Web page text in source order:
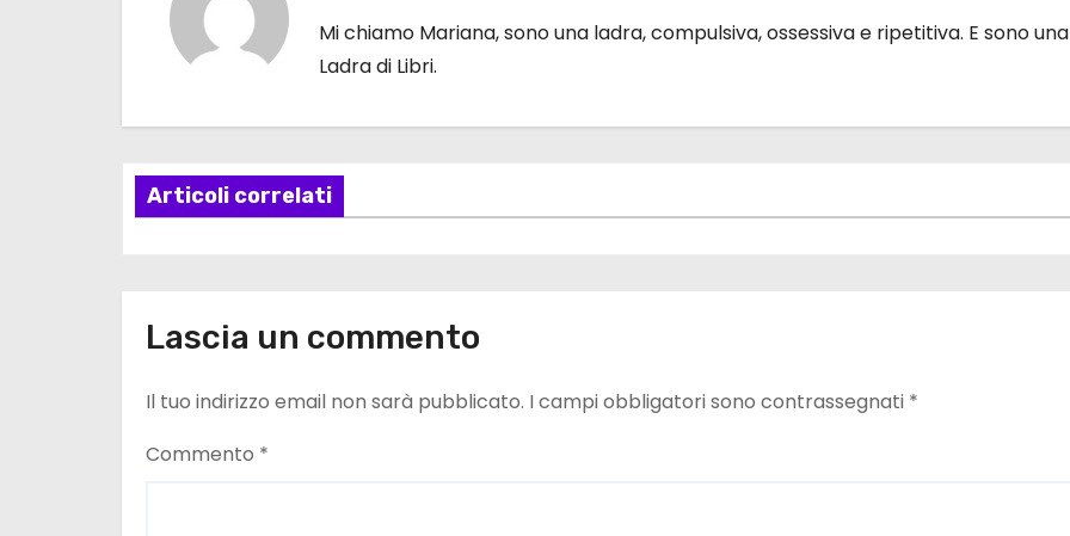
a
z
i
n
Mi chiamo Mariana, sono una ladra, compulsiva, ossessiva e ripetitiva. E sono una
Ladra di Libri.
Articoli correlati
Lascia un commento
Il tuo indirizzo email non sarà pubblicato. I campi obbligatori sono contrassegnati *
Commento *